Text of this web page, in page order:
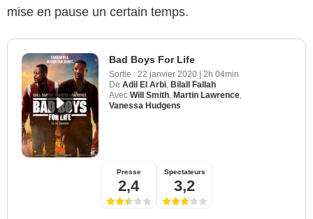
mise en pause un certain temps.
Bad Boys For Life
Sortie : 22 janvier 2020 | 2h 04min
De Adil El Arbi Bilall Fallah
Avec Will Smith Martin Lawrence
Vanessa Hudgens
Presse
2,4
Spectateurs
3,2